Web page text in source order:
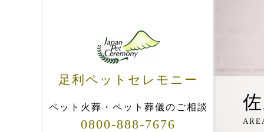
足利ペットセレモニー
ペット火葬・ペット葬儀のご相談
0800-888-7676